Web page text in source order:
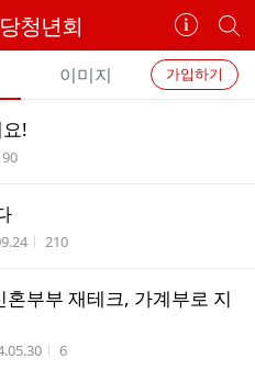
청년회
카
페
정
보
개
별
카
페
가입하기
이미지
!
조회수
90
간 조회수
210
부부 재테크, 가계부로 지
시간 조회수
6